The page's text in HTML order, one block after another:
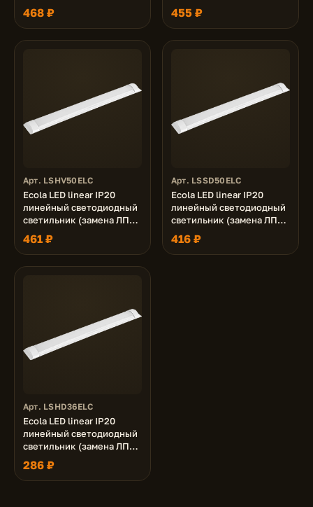
60W 220V 6500K
1500x75x25
468 ₽
50W 220V 6500K
1500x75x25
455 ₽
Арт. LSHV50ELC
Ecola LED linear IP20
линейный светодиодный
светильник (замена ЛПО)
50W 220V 4200K
1500x75x25
461 ₽
Арт. LSSD50ELC
Ecola LED linear IP20
линейный светодиодный
светильник (замена ЛПО)
50W 220V 6500K
1200x75x23
416 ₽
Арт. LSHD36ELC
Ecola LED linear IP20
линейный светодиодный
светильник (замена ЛПО)
36W 220V 6500K
1200x75x25
286 ₽